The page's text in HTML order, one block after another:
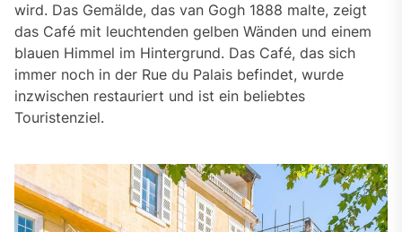
wird. Das Gemälde, das van Gogh 1888 malte, zeigt
das Café mit leuchtenden gelben Wänden und einem
blauen Himmel im Hintergrund. Das Café, das sich
immer noch in der Rue du Palais befindet, wurde
inzwischen restauriert und ist ein beliebtes
Touristenziel.